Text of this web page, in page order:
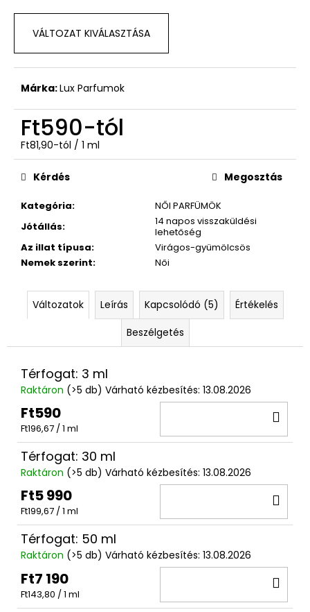
VÁLTOZAT KIVÁLASZTÁSA
Márka:Lux Parfumok
Ft590-tól
Egységár:
Ft81,90-tól / 1 ml
Kategória:
NŐI PARFÜMÖK
Jótállás:
14 napos visszaküldési
lehetőség
Az illat típusa:
Virágos-gyümölcsös
Nemek szerint: Női
Kérdés Megosztás
Változatok Leírás Kapcsolódó (5)
Értékelés
Beszélgetés
Térfogat: 3 ml
Raktáron (>5 db) Várható kézbesítés: 13.08.2026
Ft590
Egységár:
Ft196,67 / 1 ml
Térfogat: 30 ml
Raktáron (>5 db) Várható kézbesítés: 13.08.2026
Ft5 990
Egységár:
Ft199,67 / 1 ml
Térfogat: 50 ml
Raktáron (>5 db) Várható kézbesítés: 13.08.2026
Ft7 190
Egységár:
Ft143,80 / 1 ml